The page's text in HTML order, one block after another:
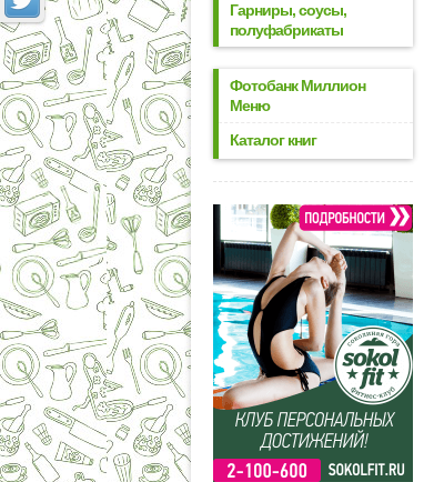
Гарниры, соусы,
полуфабрикаты
Фотобанк Миллион
Меню
Каталог книг